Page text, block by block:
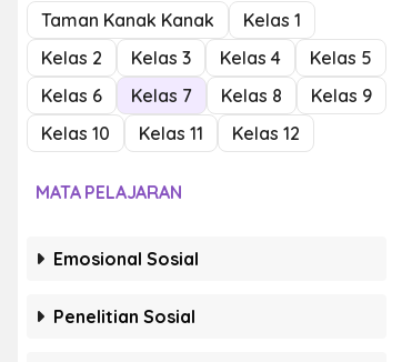
Taman Kanak Kanak
Kelas 1
Kelas 2
Kelas 3 Kelas 4
Kelas 5
Kelas 6
Kelas 7 Kelas 8
Kelas 9
Kelas 10
Kelas 11 Kelas 12
MATA PELAJARAN
Emosional Sosial
Penelitian Sosial